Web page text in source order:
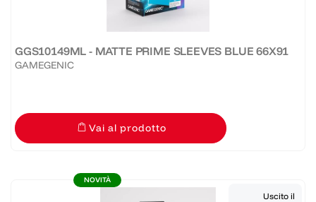
GGS10149ML - MATTE PRIME SLEEVES BLUE 66X91
GAMEGENIC
Vai al prodotto
NOVITÀ
Uscito il